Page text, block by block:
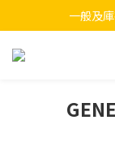
一般及